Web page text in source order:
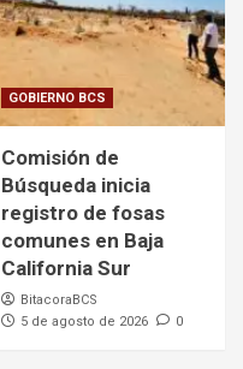
GOBIERNO BCS
Comisión de
Búsqueda inicia
registro de fosas
comunes en Baja
California Sur
BitacoraBCS
5 de agosto de 2026
0